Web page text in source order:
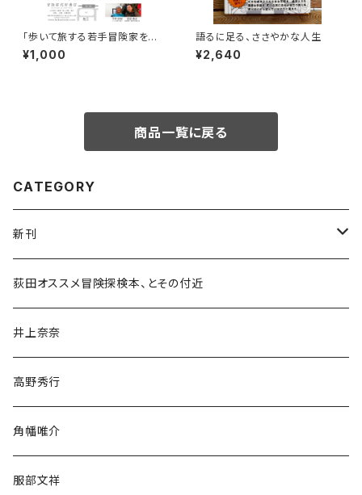
「歩いて旅する若手冒険家を青
田買い！平井佑樹 × 荻田泰永」
録画視聴権
¥1,000
語るに足る、ささやかな人生
¥2,640
商品一覧に戻る
CATEGORY
新刊
和書
文学・小説・物語
随筆・ノンフィクション・その他
荻田オススメ冒険探検本、とその付近
井上奈奈
高野秀行
角幡唯介
服部文祥